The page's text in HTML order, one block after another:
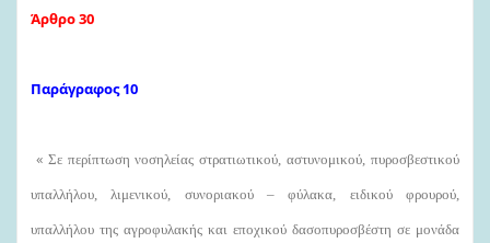
Άρθρο 30
Παράγραφος 10
« Σε περίπτωση νοσηλείας στρατιωτικού, αστυνομικού, πυροσβεστικού
υπαλλήλου, λιμενικού, συνοριακού – φύλακα, ειδικού φρουρού,
υπαλλήλου της αγροφυλακής και εποχικού δασοπυροσβέστη σε μονάδα